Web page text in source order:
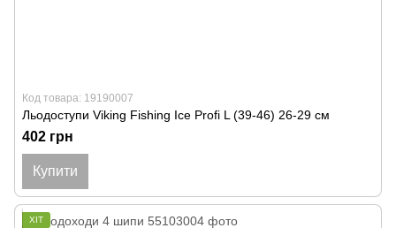
Код товара: 19190007
Льодоступи Viking Fishing Ice Profi L (39-46) 26-29 см
402 грн
Купити
ХІТ